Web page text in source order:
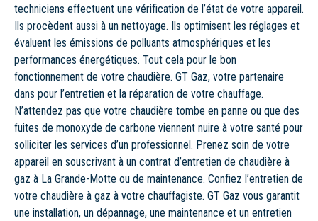
techniciens effectuent une vérification de l’état de votre appareil.
Ils procèdent aussi à un nettoyage. Ils optimisent les réglages et
évaluent les émissions de polluants atmosphériques et les
performances énergétiques. Tout cela pour le bon
fonctionnement de votre chaudière. GT Gaz, votre partenaire
dans pour l’entretien et la réparation de votre chauffage.
N’attendez pas que votre chaudière tombe en panne ou que des
fuites de monoxyde de carbone viennent nuire à votre santé pour
solliciter les services d’un professionnel. Prenez soin de votre
appareil en souscrivant à un contrat d’entretien de chaudière à
gaz à La Grande-Motte ou de maintenance. Confiez l’entretien de
votre chaudière à gaz à votre chauffagiste. GT Gaz vous garantit
une installation, un dépannage, une maintenance et un entretien